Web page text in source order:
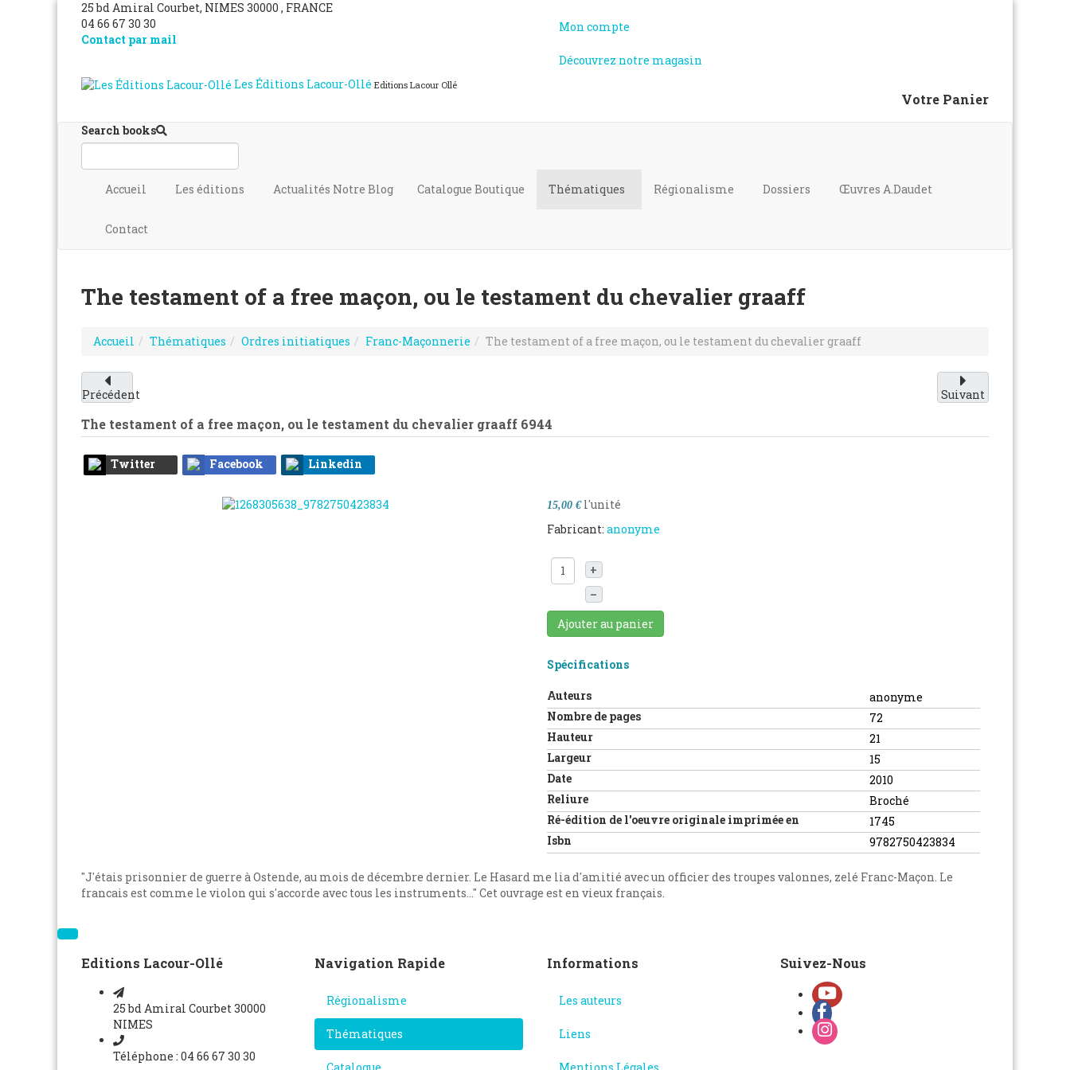
25 bd Amiral Courbet, NIMES 30000 , FRANCE
04 66 67 30 30
Contact par mail
Mon compte
Découvrez notre magasin
Les Éditions Lacour-Ollé Editions Lacour Ollé
Votre Panier
Search books
Accueil Les éditions Actualités Notre Blog Catalogue Boutique Thématiques Régionalisme Dossiers Œuvres A.Daudet
Contact
The testament of a free maçon, ou le testament du chevalier graaff
Accueil Thématiques Ordres initiatiques Franc-Maçonnerie The testament of a free maçon, ou le testament du chevalier graaff
Précédent Suivant
The testament of a free maçon, ou le testament du chevalier graaff 6944
Twitter Facebook Linkedin
15,00 € l'unité
Fabricant: anonyme
+
–
Ajouter au panier
Spécifications
Auteurs
anonyme
Nombre de pages
72
Hauteur
21
Largeur
15
Date
2010
Reliure
Broché
Ré-édition de l'oeuvre originale imprimée en
1745
Isbn
9782750423834
"J'étais prisonnier de guerre à Ostende, au mois de décembre dernier. Le Hasard me lia d'amitié avec un officier des troupes valonnes, zelé Franc-Maçon. Le
francais est comme le violon qui s'accorde avec tous les instruments..." Cet ouvrage est en vieux français.
Editions Lacour-Ollé
25 bd Amiral Courbet 30000
NIMES
Téléphone : 04 66 67 30 30
Navigation Rapide
Régionalisme
Thématiques
Informations
Les auteurs
Liens
Suivez-Nous